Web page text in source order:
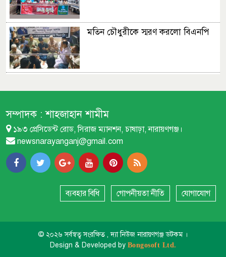
মতিন চৌধুরীকে স্মরণ করলো বিএনপি
সমাবেশ
শীতলক্ষ্যার পাড়ে ওয়াকওয়েতে ছাত্রীকে
লাথি, ভিডিও ভাইরাল
বৃষ্টিতে ভিজে ইসলামী আন্দোলনের গণ
মিছিল
প্রি পেইড মিটার :গণমিছিল, প্রয়োজনে
নারায়ণগঞ্জে হরতাল
সম্পাদক :শাহজাহান শামীম
১৯৩ প্রেসিডেন্ট রোড, সিরাজ ম্যানশন, চাষাঢ়া, নারায়ণগঞ্জ।
newsnarayanganj@gmail.com
ব্যবহার বিধি গোপনীয়তা নীতি যোগাযোগ
© ২০২৬ সর্বস্বত্ব সংরক্ষিত , দ্যা নিউজ নারায়ণগঞ্জ ডটকম ।
Design & Developed by Bongosoft Ltd.